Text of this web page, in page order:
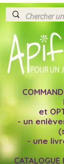
et
- un
- une